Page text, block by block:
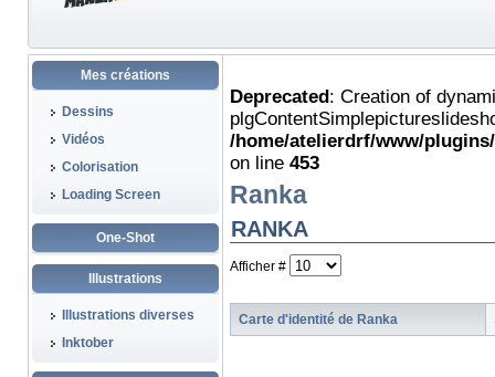
Mes créations
Dessins
Vidéos
Colorisation
Loading Screen
One-Shot
Illustrations
Illustrations diverses
Inktober
Deprecated: Creation of
/home/atelierdrf/www/
on line 453
Ranka
RANKA
Afficher #
Carte d'identité de Ranka